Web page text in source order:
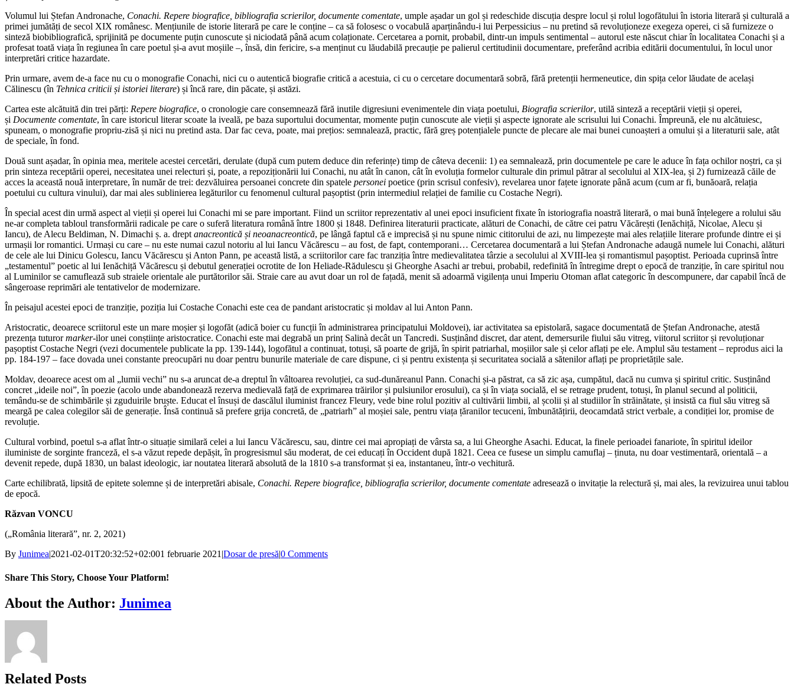
Volumul lui Ștefan Andronache, Conachi. Repere biografice, bibliografia scrierilor, documente comentate, umple așadar un gol și redeschide discuția despre locul și rolul logofătului în istoria literară și culturală a
primei jumătăți de secol XIX românesc. Mențiunile de istorie literară pe care le conține – ca să folosesc o vocabulă aparținându-i lui Perpessicius – nu pretind să revoluționeze exegeza operei, ci să furnizeze o
sinteză biobibliografică, sprijinită pe documente puțin cunoscute și niciodată până acum colaționate. Cercetarea a pornit, probabil, dintr-un impuls sentimental – autorul este născut chiar în localitatea Conachi și a
profesat toată viața în regiunea în care poetul și-a avut moșiile –, însă, din fericire, s-a menținut cu lăudabilă precauție pe palierul certitudinii documentare, preferând acribia editării documentului, în locul unor
interpretări critice hazardate.
Prin urmare, avem de-a face nu cu o monografie Conachi, nici cu o autentică biografie critică a acestuia, ci cu o cercetare documentară sobră, fără pretenții hermeneutice, din spița celor lăudate de același
Călinescu (în Tehnica criticii și istoriei literare) și încă rare, din păcate, și astăzi.
Cartea este alcătuită din trei părți: Repere biografice, o cronologie care consemnează fără inutile digresiuni evenimentele din viața poetului, Biografia scrierilor, utilă sinteză a receptării vieții și operei,
și Documente comentate, în care istoricul literar scoate la iveală, pe baza suportului documentar, momente puțin cunoscute ale vieții și aspecte ignorate ale scrisului lui Conachi. Împreună, ele nu alcătuiesc,
spuneam, o monografie propriu-zisă și nici nu pretind asta. Dar fac ceva, poate, mai prețios: semnalează, practic, fără greș potențialele puncte de plecare ale mai bunei cunoașteri a omului și a literaturii sale, atât
de speciale, în fond.
Două sunt așadar, în opinia mea, meritele acestei cercetări, derulate (după cum putem deduce din referințe) timp de câteva decenii: 1) ea semnalează, prin documentele pe care le aduce în fața ochilor noștri, ca și
prin sinteza receptării operei, necesitatea unei relecturi și, poate, a repoziționării lui Conachi, nu atât în canon, cât în evoluția formelor culturale din primul pătrar al secolului al XIX-lea, și 2) furnizează căile de
acces la această nouă interpretare, în număr de trei: dezvăluirea persoanei concrete din spatele personei poetice (prin scrisul confesiv), revelarea unor fațete ignorate până acum (cum ar fi, bunăoară, relația
poetului cu cultura vinului), dar mai ales sublinierea legăturilor cu fenomenul cultural pașoptist (prin intermediul relației de familie cu Costache Negri).
În special acest din urmă aspect al vieții și operei lui Conachi mi se pare important. Fiind un scriitor reprezentativ al unei epoci insuficient fixate în istoriografia noastră literară, o mai bună înțelegere a rolului său
ne-ar completa tabloul transformării radicale pe care o suferă literatura română între 1800 și 1848. Definirea literaturii practicate, alături de Conachi, de către cei patru Văcărești (Ienăchiță, Nicolae, Alecu și
Iancu), de Alecu Beldiman, N. Dimachi ș. a. dreptanacreontică și neoanacreontică, pe lângă faptul că e imprecisă și nu spune nimic cititorului de azi, nu limpezește mai ales relațiile literare profunde dintre ei și
urmașii lor romantici. Urmași cu care – nu este numai cazul notoriu al lui Iancu Văcărescu – au fost, de fapt, contemporani… Cercetarea documentară a lui Ștefan Andronache adaugă numele lui Conachi, alături
de cele ale lui Dinicu Golescu, Iancu Văcărescu și Anton Pann, pe această listă, a scriitorilor care fac tranziția între medievalitatea târzie a secolului al XVIII-lea și romantismul pașoptist. Perioada cuprinsă între
„testamentul” poetic al lui Ienăchiță Văcărescu și debutul generației ocrotite de Ion Heliade-Rădulescu și Gheorghe Asachi ar trebui, probabil, redefinită în întregime drept o epocă de tranziție, în care spiritul nou
al Luminilor se camuflează sub straiele orientale ale purtătorilor săi. Straie care au avut doar un rol de fațadă, menit să adoarmă vigilența unui Imperiu Otoman aflat categoric în descompunere, dar capabil încă de
sângeroase reprimări ale tentativelor de modernizare.
În peisajul acestei epoci de tranziție, poziția lui Costache Conachi este cea de pandant aristocratic și moldav al lui Anton Pann.
Aristocratic, deoarece scriitorul este un mare moșier și logofăt (adică boier cu funcții în administrarea principatului Moldovei), iar activitatea sa epistolară, sagace documentată de Ștefan Andronache, atestă
prezența tuturormarker-ilor unei conștiințe aristocratice. Conachi este mai degrabă un prinț Salinà decât un Tancredi. Susținând discret, dar atent, demersurile fiului său vitreg, viitorul scriitor și revoluționar
pașoptist Costache Negri (vezi documentele publicate la pp. 139-144), logofătul a continuat, totuși, să poarte de grijă, în spirit patriarhal, moșiilor sale și celor aflați pe ele. Amplul său testament – reprodus aici la
pp. 184-197 – face dovada unei constante preocupări nu doar pentru bunurile materiale de care dispune, ci și pentru existența și securitatea socială a sătenilor aflați pe proprietățile sale.
Moldav, deoarece acest om al „lumii vechi” nu s-a aruncat de-a dreptul în vâltoarea revoluției, ca sud-dunăreanul Pann. Conachi și-a păstrat, ca să zic așa, cumpătul, dacă nu cumva și spiritul critic. Susținând
concret „ideile noi”, în poezie (acolo unde abandonează rezerva medievală față de exprimarea trăirilor și pulsiunilor erosului), ca și în viața socială, el se retrage prudent, totuși, în planul secund al politicii,
temându-se de schimbările și zguduirile bruște. Educat el însuși de dascălul iluminist francez Fleury, vede bine rolul pozitiv al cultivării limbii, al școlii și al studiilor în străinătate, și insistă ca fiul său vitreg să
meargă pe calea colegilor săi de generație. Însă continuă să prefere grija concretă, de „patriarh” al moșiei sale, pentru viața țăranilor tecuceni, îmbunătățirii, deocamdată strict verbale, a condiției lor, promise de
revoluție.
Cultural vorbind, poetul s-a aflat într-o situație similară celei a lui Iancu Văcărescu, sau, dintre cei mai apropiați de vârsta sa, a lui Gheorghe Asachi. Educat, la finele perioadei fanariote, în spiritul ideilor
iluministe de sorginte franceză, el s-a văzut repede depășit, în progresismul său moderat, de cei educați în Occident după 1821. Ceea ce fusese un simplu camuflaj – ținuta, nu doar vestimentară, orientală – a
devenit repede, după 1830, un balast ideologic, iar noutatea literară absolută de la 1810 s-a transformat și ea, instantaneu, într-o vechitură.
Carte echilibrată, lipsită de epitete solemne și de interpretări abisale, Conachi. Repere biografice, bibliografia scrierilor, documente comentate adresează o invitație la relectură și, mai ales, la revizuirea unui tablou
de epocă.
Răzvan VONCU
(„România literară”, nr. 2, 2021)
By Junimea|2021-02-01T20:32:52+02:001 februarie 2021|Dosar de presă|0 Comments
Share This Story, Choose Your Platform!
Facebook
X
Bluesky
Reddit
LinkedIn
WhatsApp
Telegram
Tumblr
Xing
Email
Copy
Link
About the Author: Junimea
Related Posts